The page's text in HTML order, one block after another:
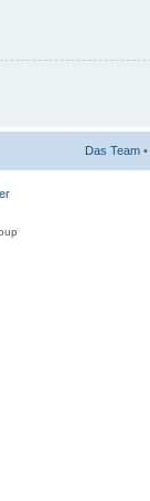
Das Team •